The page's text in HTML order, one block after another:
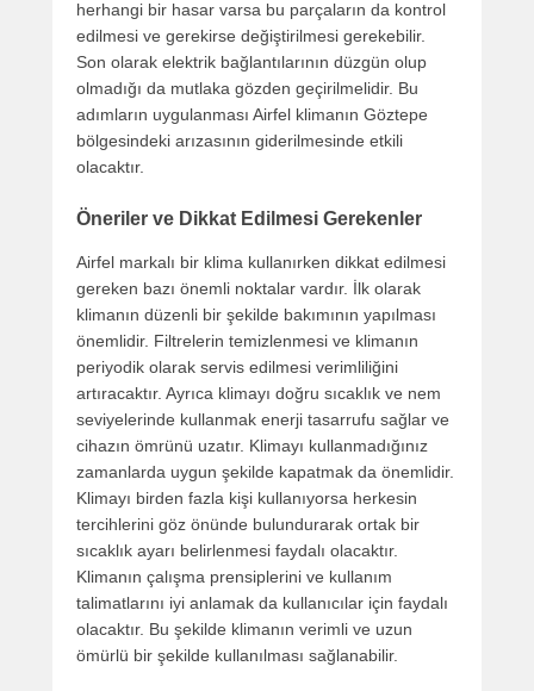
herhangi bir hasar varsa bu parçaların da kontrol
edilmesi ve gerekirse değiştirilmesi gerekebilir.
Son olarak elektrik bağlantılarının düzgün olup
olmadığı da mutlaka gözden geçirilmelidir. Bu
adımların uygulanması Airfel klimanın Göztepe
bölgesindeki arızasının giderilmesinde etkili
olacaktır.
Öneriler ve Dikkat Edilmesi Gerekenler
Airfel markalı bir klima kullanırken dikkat edilmesi
gereken bazı önemli noktalar vardır. İlk olarak
klimanın düzenli bir şekilde bakımının yapılması
önemlidir. Filtrelerin temizlenmesi ve klimanın
periyodik olarak servis edilmesi verimliliğini
artıracaktır. Ayrıca klimayı doğru sıcaklık ve nem
seviyelerinde kullanmak enerji tasarrufu sağlar ve
cihazın ömrünü uzatır. Klimayı kullanmadığınız
zamanlarda uygun şekilde kapatmak da önemlidir.
Klimayı birden fazla kişi kullanıyorsa herkesin
tercihlerini göz önünde bulundurarak ortak bir
sıcaklık ayarı belirlenmesi faydalı olacaktır.
Klimanın çalışma prensiplerini ve kullanım
talimatlarını iyi anlamak da kullanıcılar için faydalı
olacaktır. Bu şekilde klimanın verimli ve uzun
ömürlü bir şekilde kullanılması sağlanabilir.